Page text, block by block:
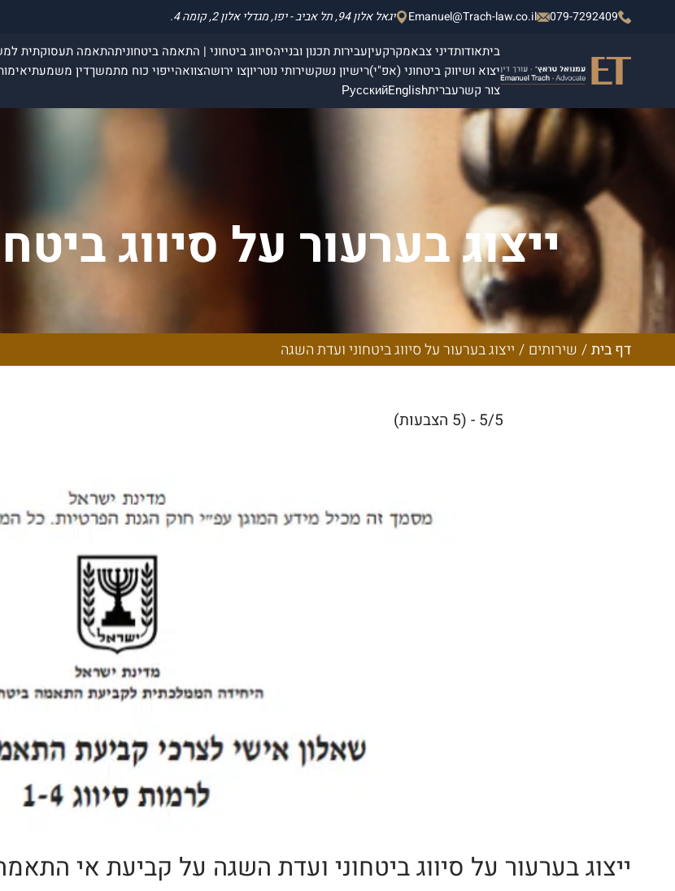
079-7292409
Emanuel@Trach-law.co.il יגאל אלון 94, תל אביב - יפו, מגדלי אלון 2, קומה 4.
ביתאודותדיני צבאמקרקעיןעבירות תכנון ובנייהסיווג ביטחוני | התאמה ביטחוניתהתאמה תעסוקתית
יצוא ושיווק ביטחוני (אפ"י)רישיון נשקשירותי נוטריוןצו ירושהצוואהייפוי כוח מתמשךדין משמעתי
צור קשרעבריתEnglish
Русский
ייצוג בערעור על סיווג
דף בית/ שירותים / ייצוג בערעור על סיווג ביטחוני ועדת השגה
5/5 - (5 הצבעות)
ייצוג בערעור על סיווג ביטחוני ועדת השגה על קביעת אי